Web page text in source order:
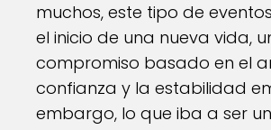
muchos, este tipo de
el inicio de una nueva vida,
compromiso basado en el
confianza y la estabilidad
embargo, lo que iba a ser